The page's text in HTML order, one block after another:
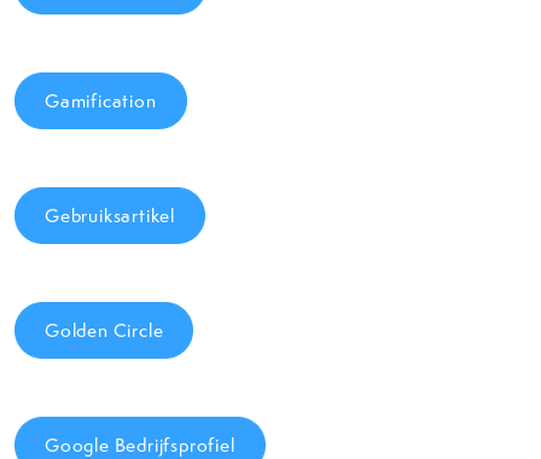
Gamification
Gebruiksartikel
Golden Circle
Google Bedrijfsprofiel